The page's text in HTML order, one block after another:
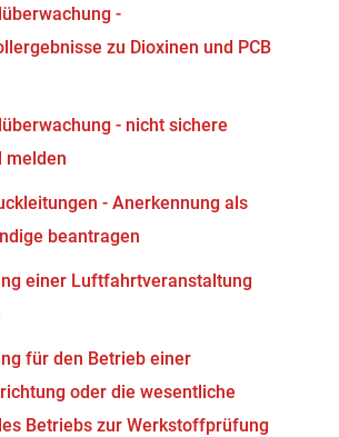
-
zu Dioxinen und PCB
- nicht sichere
melden
- Anerkennung als
beantragen
einer Luftfahrtveranstaltung
für den Betrieb einer
oder die wesentliche
Betriebs zur Werkstoffprüfung